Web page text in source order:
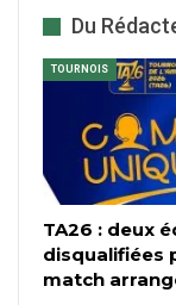
Du
TOURNOIS
TA26 : deux
disqualifiées
match